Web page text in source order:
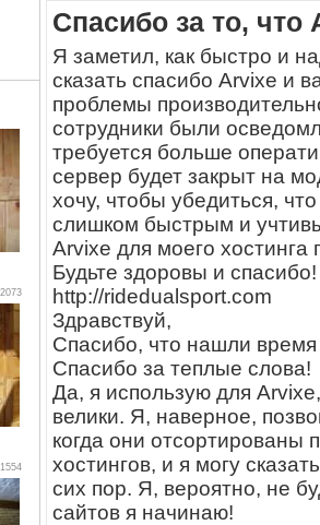
Спасибо за то,
Я заметил, как быстро и
сказать спасибо Arvixe и
проблемы
сотрудники были
требуется больше
сервер будет закрыт на
хочу, чтобы убедиться,
слишком быстрым и
Arvixe для моего хостинга
Будьте здоровы и спасибо!
http://ridedualsport.com
Здравствуй,
Спасибо, что нашли
Спасибо за теплые слова!
Да, я использую для
велики. Я, наверное,
когда они отсортированы
хостингов, и я могу
сих пор. Я, вероятно, не
сайтов я начинаю!